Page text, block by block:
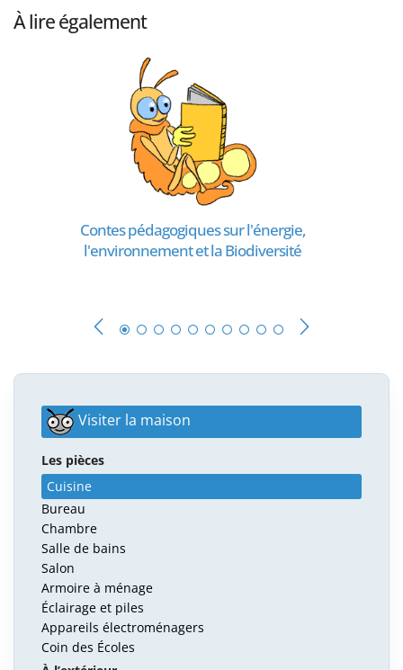
À lire également
Contes pédagogiques sur l'énergie,
l'environnement et la Biodiversité
Visiter la maison
Les pièces
Cuisine
Bureau
Chambre
Salle de bains
Salon
Armoire à ménage
Éclairage et piles
Appareils électroménagers
Coin des Écoles